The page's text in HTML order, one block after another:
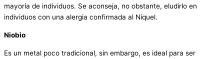
mayoría de individuos. Se aconseja, no obstante, eludirlo en
individuos con una alergia confirmada al Níquel.
Niobio
Es un metal poco tradicional, sin embargo, es ideal para ser